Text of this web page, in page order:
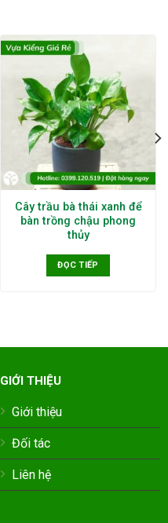
Cây trầu bà thái xanh để
bàn trồng chậu phong
thủy
ĐỌC TIẾP
GIỚI THIỆU
Giới thiệu
Đối tác
Liên hệ